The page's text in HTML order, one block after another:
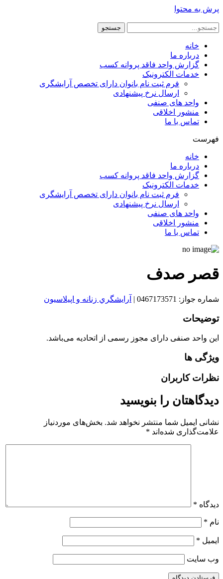
پرش به محتوا
جستجو
خانه
درباره ما
گزارش واحد فاقد پروانه کسب
خدمات الکترونیک
فرم ثبت نام بانوان دارای تخصص آرایشگری
ارسال نرخ پیشنهادی
واحد های صنفی
منشور اخلاقی
تماس با ما
فهرست
خانه
درباره ما
گزارش واحد فاقد پروانه کسب
خدمات الکترونیک
فرم ثبت نام بانوان دارای تخصص آرایشگری
ارسال نرخ پیشنهادی
واحد های صنفی
منشور اخلاقی
تماس با ما
قصر صدف
شماره جواز: 0467173571 | آرايشگري زنانه و اپيلاسيون
توضیحات
این واحد صنفی دارای مجوز رسمی از اتحادیه می‌باشد.
ویژگی ها
نظرات کاربران
دیدگاهتان را بنویسید
نشانی ایمیل شما منتشر نخواهد شد. بخش‌های موردنیاز
علامت‌گذاری شده‌اند *
دیدگاه *
نام *
ایمیل *
وب‌ سایت